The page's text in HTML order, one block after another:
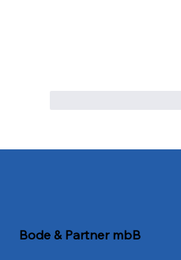
Bode & Partner mbB